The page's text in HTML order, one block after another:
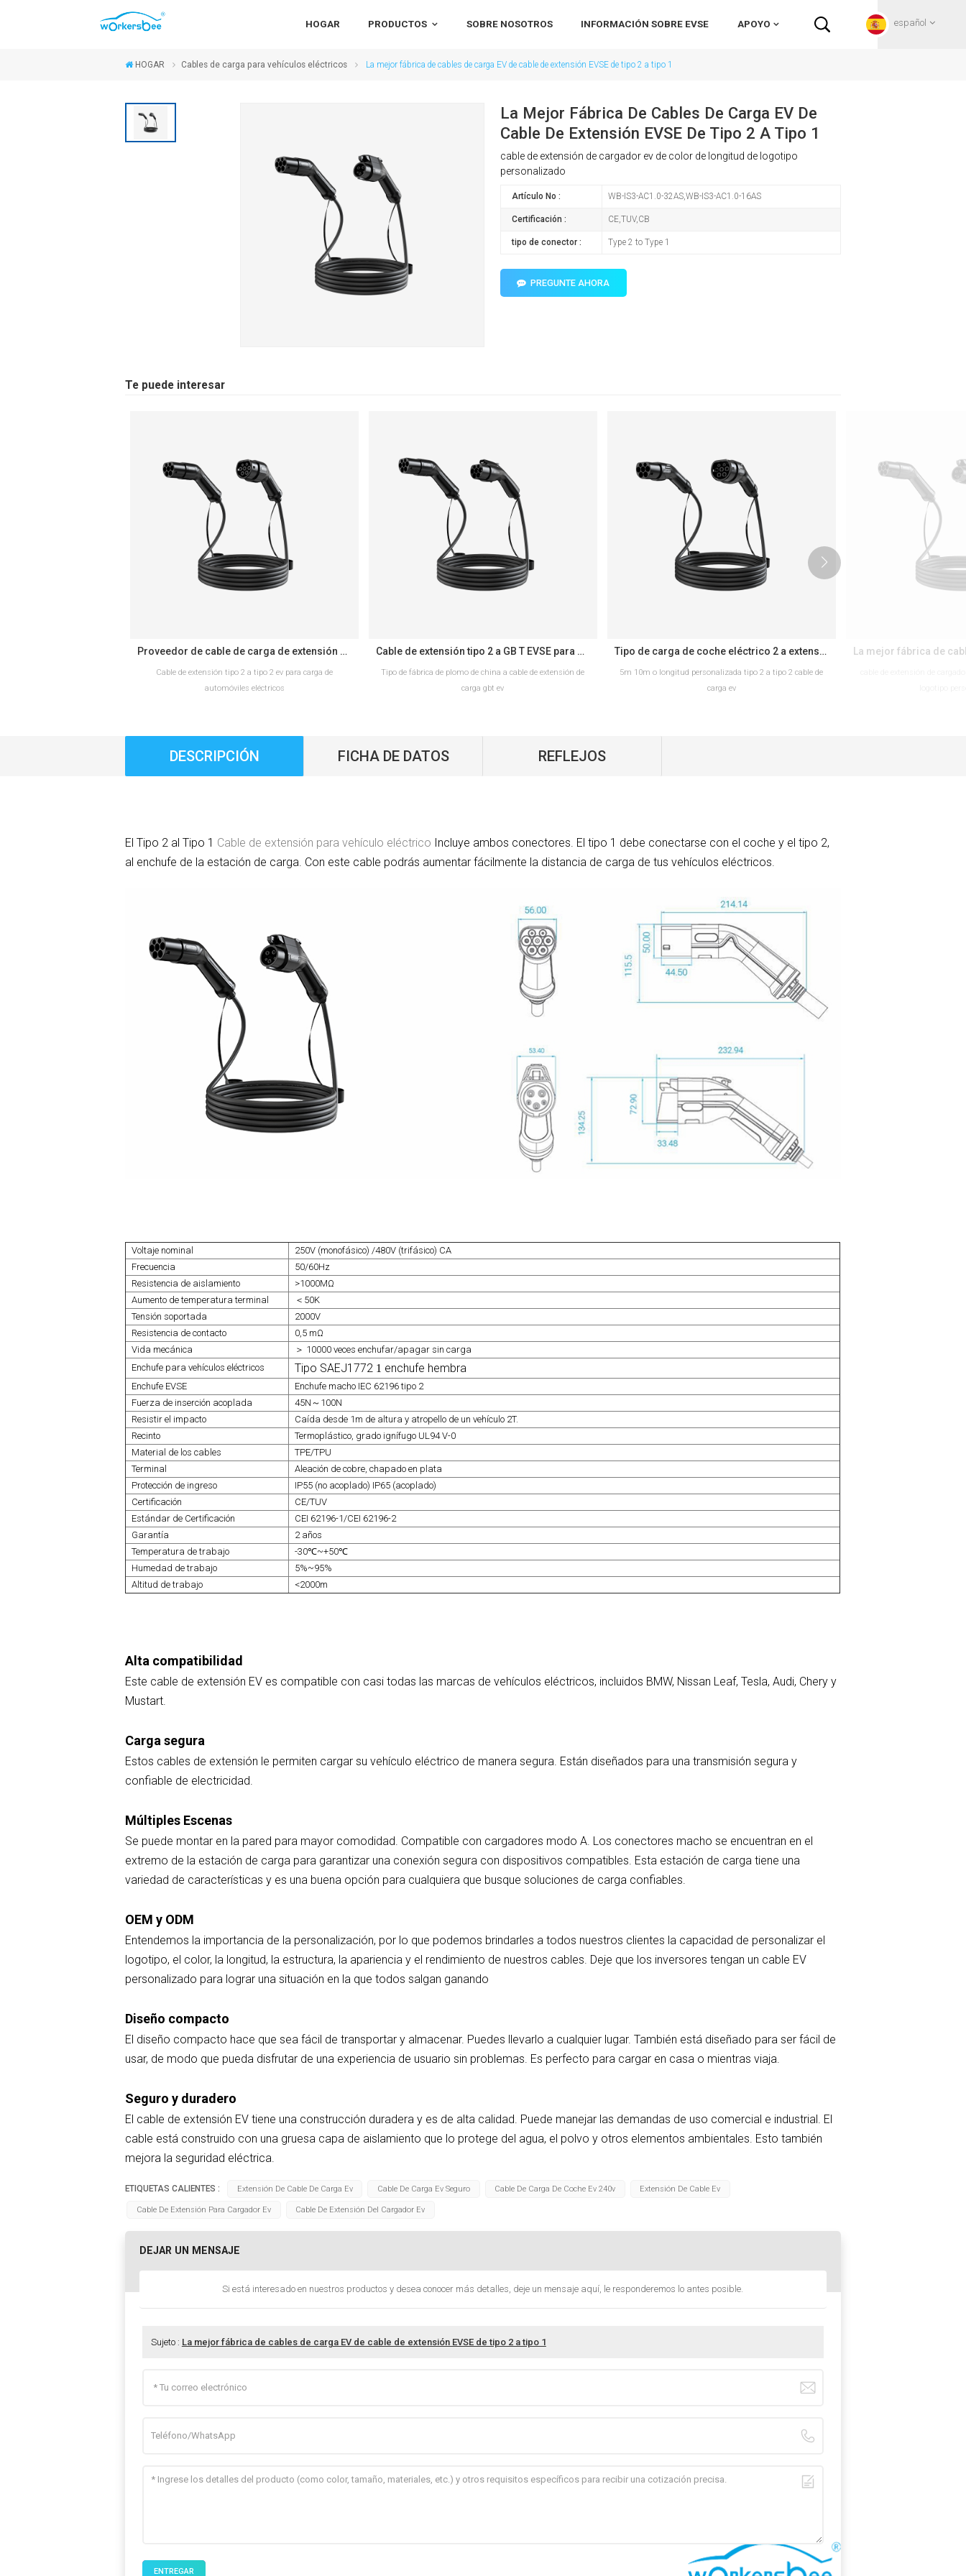
HOGAR PRODUCTOS SOBRE NOSOTROS INFORMACIÓN SOBRE EVSE APOYO español
Türk
HOGAR Cables de carga para vehículos eléctricos La mejor fábrica de cables de carga EV de cable de extensión EVSE de tipo 2 a tipo 1
La Mejor Fábrica De Cables De Carga EV De
Cable De Extensión EVSE De Tipo 2 A Tipo 1
cable de extensión de cargador ev de color de longitud de logotipo
personalizado
Artículo No : WB-IS3-AC1.0-32AS,WB-IS3-AC1.0-16AS
Certificación : CE,TUV,CB
tipo de conector : Type 2 to Type 1
PREGUNTE AHORA
Te puede interesar
Proveedor de cable de carga de extensión monofásico trifásico tipo 2 a tipo 2 EV
Cable de extensión tipo 2 a tipo 2 ev para carga de
automóviles eléctricos
LEER MÁS
Cable de extensión tipo 2 a GB T EVSE para productor de carga EV
Tipo de fábrica de plomo de china a cable de extensión de
carga gbt ev
Tipo de carga de coche eléctrico 2 a extensión de cable de cargador de tipo 2 EV con conectores duales EV
5m 10m o longitud personalizada tipo 2 a tipo 2 cable de
carga ev
DESCRIPCIÓN FICHA DE DATOS REFLEJOS
El Tipo 2 al Tipo 1 Cable de extensión para vehículo eléctrico Incluye ambos conectores. El tipo 1 debe conectarse con el coche y el tipo 2,
al enchufe de la estación de carga. Con este cable podrás aumentar fácilmente la distancia de carga de tus vehículos eléctricos.
Voltaje nominal
250V (monofásico) /480V (trifásico) CA
Frecuencia
50/60Hz
Resistencia de aislamiento
>1000MΩ
Aumento de temperatura terminal
＜50K
Tensión soportada
2000V
Resistencia de contacto
0,5 mΩ
Vida mecánica
＞ 10000 veces enchufar/apagar sin carga
Enchufe para vehículos eléctricos
Tipo SAEJ1772 1 enchufe hembra
Enchufe EVSE
Enchufe macho IEC 62196 tipo 2
Fuerza de inserción acoplada
45N～100N
Resistir el impacto
Caída desde 1m de altura y atropello de un vehículo 2T.
Recinto
Termoplástico, grado ignífugo UL94 V-0
Material de los cables
TPE/TPU
Terminal
Aleación de cobre, chapado en plata
Protección de ingreso
IP55 (no acoplado) IP65 (acoplado)
Certificación
CE/TUV
Estándar de Certificación
CEI 62196-1/CEI 62196-2
Garantía
2 años
Temperatura de trabajo
-30℃~+50℃
Humedad de trabajo
5%~95%
Altitud de trabajo
<2000m
Alta compatibilidad
Este cable de extensión EV es compatible con casi todas las marcas de vehículos eléctricos, incluidos BMW, Nissan Leaf, Tesla, Audi, Chery y
Mustart.
Carga segura
Estos cables de extensión le permiten cargar su vehículo eléctrico de manera segura. Están diseñados para una transmisión segura y
confiable de electricidad.
Múltiples Escenas
Se puede montar en la pared para mayor comodidad. Compatible con cargadores modo A. Los conectores macho se encuentran en el
extremo de la estación de carga para garantizar una conexión segura con dispositivos compatibles. Esta estación de carga tiene una
variedad de características y es una buena opción para cualquiera que busque soluciones de carga confiables.
OEM y ODM
Entendemos la importancia de la personalización, por lo que podemos brindarles a todos nuestros clientes la capacidad de personalizar el
logotipo, el color, la longitud, la estructura, la apariencia y el rendimiento de nuestros cables. Deje que los inversores tengan un cable EV
personalizado para lograr una situación en la que todos salgan ganando
Diseño compacto
El diseño compacto hace que sea fácil de transportar y almacenar. Puedes llevarlo a cualquier lugar. También está diseñado para ser fácil de
usar, de modo que pueda disfrutar de una experiencia de usuario sin problemas. Es perfecto para cargar en casa o mientras viaja.
Seguro y duradero
El cable de extensión EV tiene una construcción duradera y es de alta calidad. Puede manejar las demandas de uso comercial e industrial. El
cable está construido con una gruesa capa de aislamiento que lo protege del agua, el polvo y otros elementos ambientales. Esto también
mejora la seguridad eléctrica.
ETIQUETAS CALIENTES : Extensión De Cable De Carga Ev Cable De Carga Ev Seguro Cable De Carga De Coche Ev 240v Extensión De Cable Ev
Cable De Extensión Para Cargador Ev Cable De Extensión Del Cargador Ev
DEJAR UN MENSAJE
Si está interesado en nuestros productos y desea conocer más detalles, deje un mensaje aquí, le responderemos lo antes posible.
Sujeto : La mejor fábrica de cables de carga EV de cable de extensión EVSE de tipo 2 a tipo 1
ENTREGAR